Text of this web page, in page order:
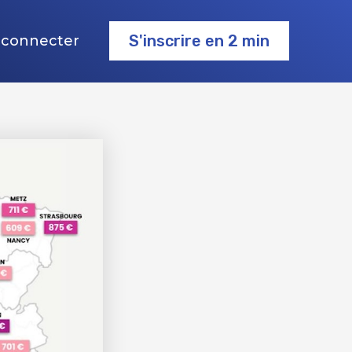
connecter S'inscrire en 2 min